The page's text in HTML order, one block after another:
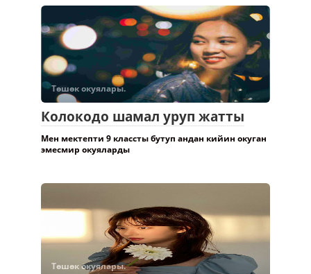
Төшөк окуялары.
Колокодо шамал уруп жатты
Мен мектепти 9 классты бутуп андан кийин окуган
эмесмир окуяларды
Төшөк окуялары.